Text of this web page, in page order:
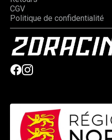
CGV
Politique de confidentialité